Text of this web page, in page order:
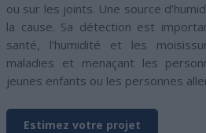
ou sur les joints. Une source
la cause. Sa détection est
santé, l’humidité et les
maladies et menaçant les
jeunes enfants ou les personnes
Estimez votre projet